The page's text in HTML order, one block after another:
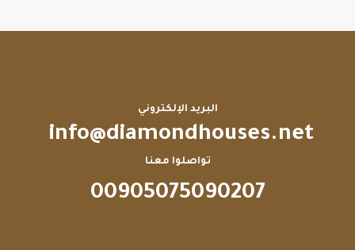
البريد الإلكتروني
info@diamondhouses.net
تواصلوا معنا
00905075090207